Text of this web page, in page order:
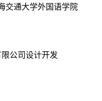
交通大学外国语学院
公司设计开发